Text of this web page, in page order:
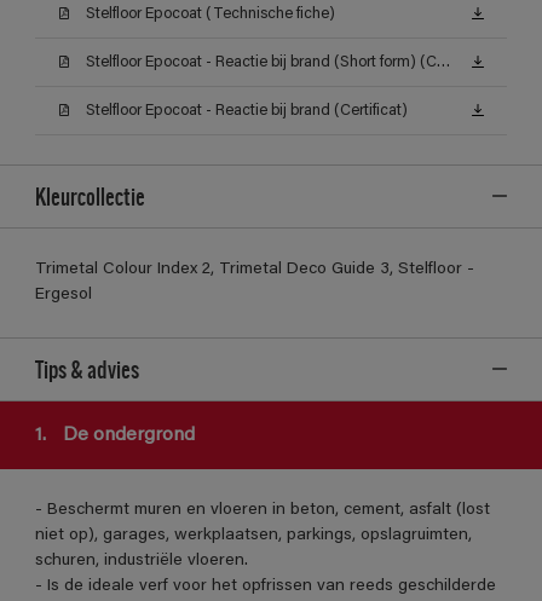
Stelfloor Epocoat (Technische fiche)
Stelfloor Epocoat - Reactie bij brand (Short form) (Certificat)
Stelfloor Epocoat - Reactie bij brand (Certificat)
Kleurcollectie
Trimetal Colour Index 2, Trimetal Deco Guide 3, Stelfloor -
Ergesol
Tips & advies
1. De ondergrond
- Beschermt muren en vloeren in beton, cement, asfalt (lost
niet op), garages, werkplaatsen, parkings, opslagruimten,
schuren, industriële vloeren.
- Is de ideale verf voor het opfrissen van reeds geschilderde